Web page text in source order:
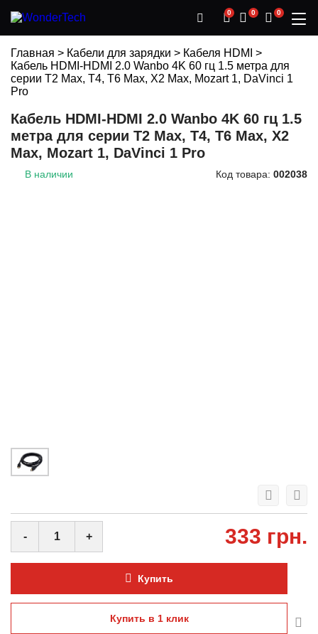
0 0 0
Главная > Кабели для зарядки > Кабеля HDMI >
Кабель HDMI-HDMI 2.0 Wanbo 4K 60 гц 1.5 метра для
серии T2 Max, T4, T6 Max, X2 Max, Mozart 1, DaVinci 1
Pro
Кабель HDMI-HDMI 2.0 Wanbo 4K 60 гц 1.5
метра для серии T2 Max, T4, T6 Max, X2
Max, Mozart 1, DaVinci 1 Pro
В наличии Код товара: 002038
333 грн.
- +
Купить
Купить в 1 клик